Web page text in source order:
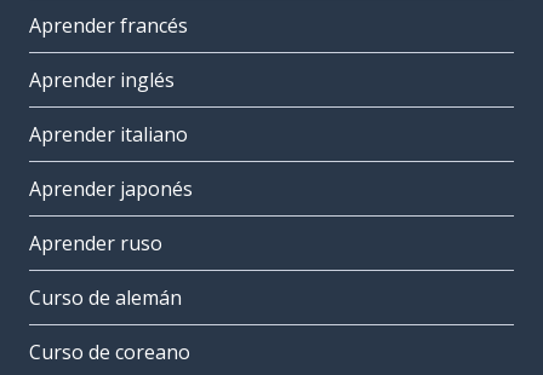
Aprender francés
Aprender inglés
Aprender italiano
Aprender japonés
Aprender ruso
Curso de alemán
Curso de coreano